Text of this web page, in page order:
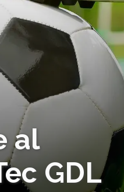
al
GDL